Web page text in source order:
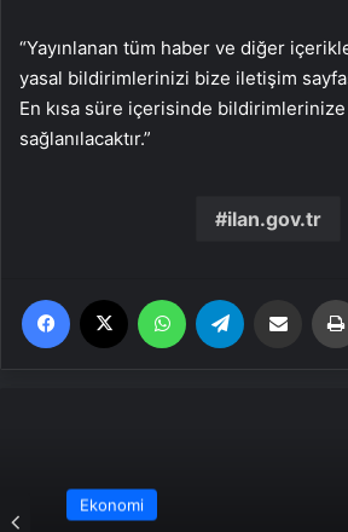
“Yayınlanan tüm haber ve diğer
yasal bildirimlerinizi bize iletişim
En kısa süre içerisinde
sağlanılacaktır.”
ilan.gov.tr
Facebook WhatsApp Email'den paylaş
Ekonomi